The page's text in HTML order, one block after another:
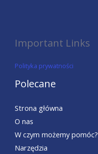
Important Links
Polityka prywatności
Polecane
Strona główna
O nas
W czym możemy pomóc?
Narzędzia